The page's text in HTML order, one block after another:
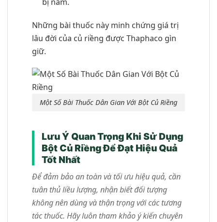
Những bài thuốc này minh chứng giá trị
lâu đời của củ riềng được Thaphaco gìn
giữ.
Một Số Bài Thuốc Dân Gian Với Bột Củ Riềng
Lưu Ý Quan Trọng Khi Sử Dụng
Bột Củ Riềng Để Đạt Hiệu Quả
Tốt Nhất
Để đảm bảo an toàn và tối ưu hiệu quả, cần
tuân thủ liều lượng, nhận biết đối tượng
không nên dùng và thận trọng với các tương
tác thuốc. Hãy luôn tham khảo ý kiến chuyên